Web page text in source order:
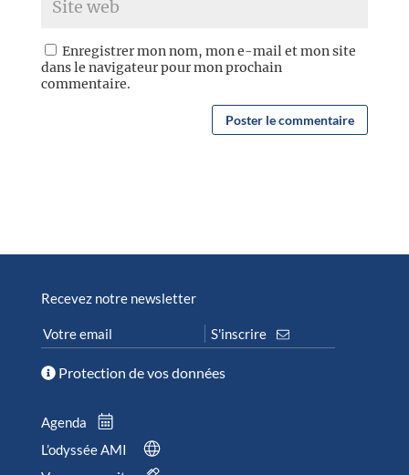
Enregistrer mon nom, mon e-mail et mon site
dans le navigateur pour mon prochain
commentaire.
Recevez notre newsletter
Protection de vos données
Agenda
L’odyssée AMI